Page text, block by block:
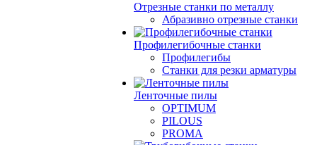
Отрезные станки по металлу
Абразивно отрезные станки
Профилегибочные станки
Профилегибы
Станки для резки арматуры
Ленточные пилы
OPTIMUM
PILOUS
PROMA